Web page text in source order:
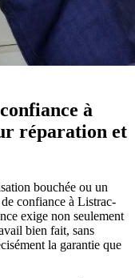
à
réparation et
bouchée ou un
confiance à Listrac-
exige non seulement
bien fait, sans
la garantie que